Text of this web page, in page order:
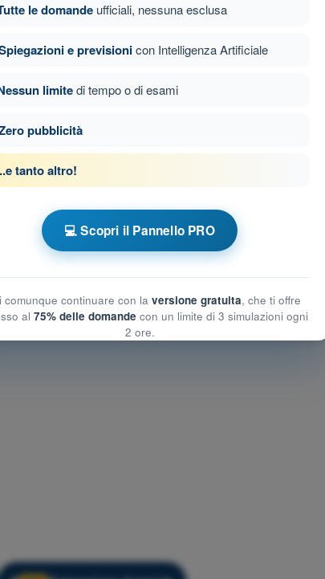
163
PPL(H) - Licenza Pilota Privato
- Meteorologia
le domande ufficiali, nessuna esclusa
e previsionicon Intelligenza Artificiale
limitedi tempo o di esami
pubblicità
tanto altro!
💻 Scopri il Pannello PRO
comunque continuare con la versione gratuita, che ti offre
al 75% delle domande con un limite di 3 simulazioni ogni
2 ore.